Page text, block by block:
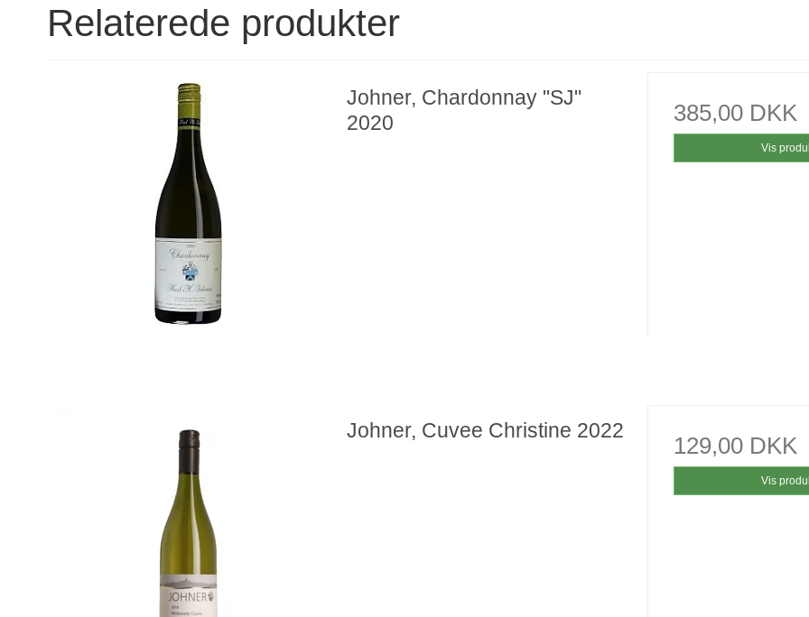
Relaterede produkter
Johner, Chardonnay "SJ"
2020
385,00 DKK
Vis
Johner, Cuvee Christine 2022
129,00 DKK
Vis